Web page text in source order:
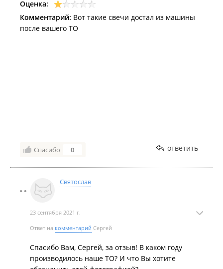
Оценка:
Комментарий: Вот такие свечи достал из машины
после вашего ТО
Спасибо 0 ответить
Святослав
23 сентября 2021 г.
Ответ на комментарий Сергей
Спасибо Вам, Сергей, за отзыв! В каком году
производилось наше ТО? И что Вы хотите